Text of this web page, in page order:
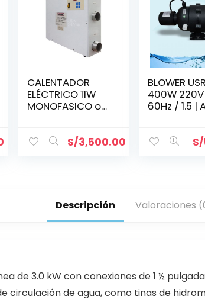
CALENTADOR
ELÉCTRICO 11W
MONOFASICO o
S/3,500.00
BLOWER USR
400W 220V
60Hz / 1.5 |
S/
Descripción Valoraciones
de 3.0 kW con conexiones de 1 ½
de agua, como tinas de